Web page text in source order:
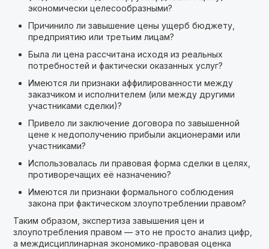
экономически целесообразными?
Причинило ли завышение цены ущерб бюджету,
предприятию или третьим лицам?
Была ли цена рассчитана исходя из реальных
потребностей и фактически оказанных услуг?
Имеются ли признаки аффилированности между
заказчиком и исполнителем (или между другими
участниками сделки)?
Привело ли заключение договора по завышенной
цене к недополучению прибыли акционерами или
участниками?
Использовалась ли правовая форма сделки в целях,
противоречащих её назначению?
Имеются ли признаки формального соблюдения
закона при фактическом злоупотреблении правом?
Таким образом, экспертиза завышения цен и
злоупотребления правом — это не просто анализ цифр,
а междисциплинарная экономико-правовая оценка